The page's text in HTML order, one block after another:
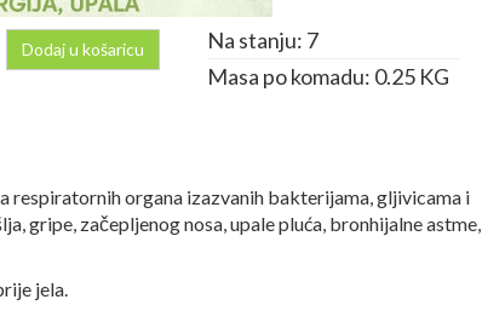
Dodaj u košaricu
Na stanju: 7
Masa po komadu: 0.25 KG
respiratornih organa izazvanih bakterijama, gljivicama i
gripe, začepljenog nosa, upale pluća, bronhijalne astme,
jela.